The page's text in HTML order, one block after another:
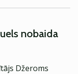
nobaida
Džeroms